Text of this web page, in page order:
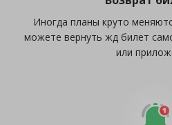
Иногда планы круто
можете вернуть жд билет
или